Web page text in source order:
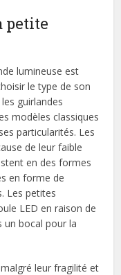
petite
lumineuse est
le type de son
guirlandes
modèles classiques
particularités. Les
de leur faible
en des formes
en forme de
Les petites
LED en raison de
un bocal pour la
leur fragilité et